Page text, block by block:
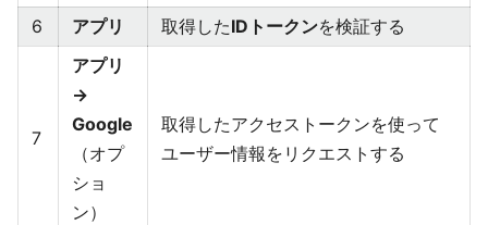
6 アプリ 取得したIDトークンを検証する
7
アプリ
→
Google
（オプ
ショ
ン）
取得したアクセストークンを使って
ユーザー情報をリクエストする